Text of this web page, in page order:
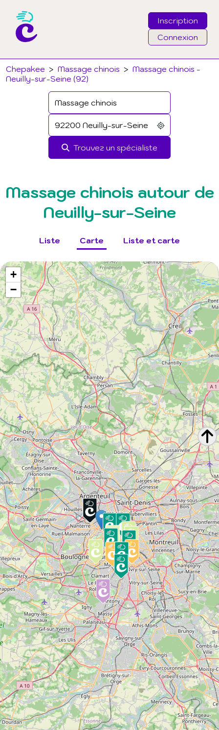
Inscription
Connexion
Chepakee > Massage chinois > Massage chinois -
Neuilly-sur-Seine (92)
Trouvez un spécialiste
Email
Mot de passe
J'ai oublié mon mot de passe
Connexion
Massage chinois autour de
Neuilly-sur-Seine
Liste Carte Liste et carte
+
−